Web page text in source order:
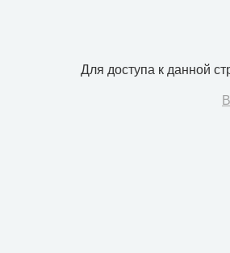
Для доступа к данной